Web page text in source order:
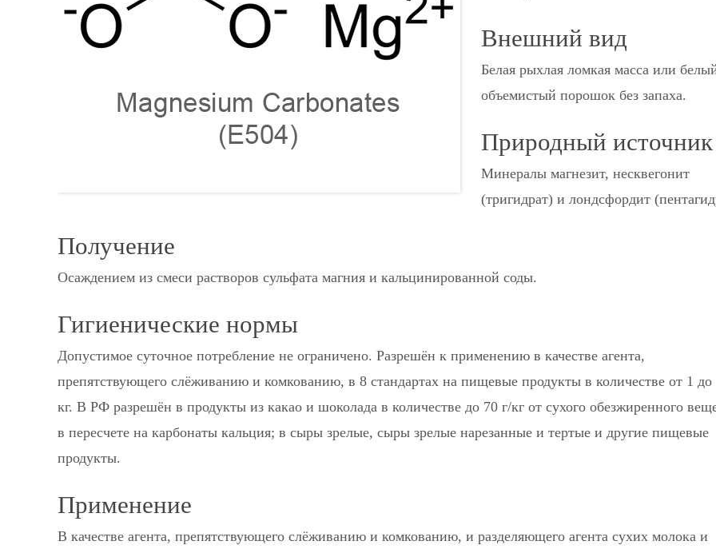
Внешний вид
Белая рыхлая ломкая масса или
объемистый порошок без запаха.
Природный источник
Минералы магнезит, несквегонит
(тригидрат) и лондсфордит
Получение
Осаждением из смеси растворов сульфата магния и кальцинированной соды.
Гигиенические нормы
Допустимое суточное потребление не ограничено. Разрешён к применению в качестве агента,
препятствующего слёживанию и комкованию, в 8 стандартах на пищевые продукты в количестве от 1 до
кг. В РФ разрешён в продукты из какао и шоколада в количестве до 70 г/кг от сухого обезжиренного
в пересчете на карбонаты кальция; в сыры зрелые, сыры зрелые нарезанные и тертые и другие пищевые
продукты.
Применение
В качестве агента, препятствующего слёживанию и комкованию, и разделяющего агента сухих молока и